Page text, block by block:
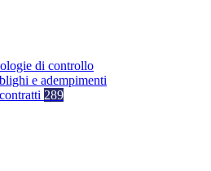
di controllo
e adempimenti
289